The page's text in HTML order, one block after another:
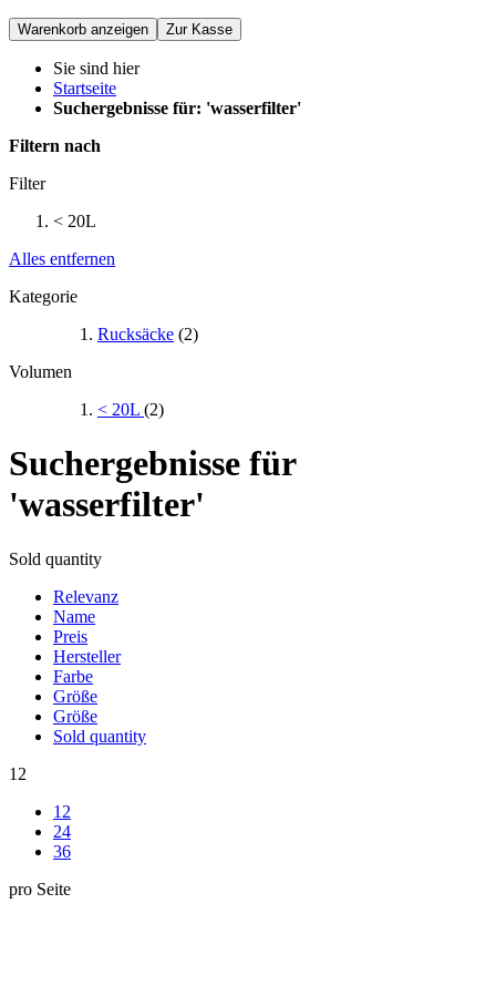
Warenkorb anzeigen Zur Kasse
Sie sind hier
Startseite
Suchergebnisse für: 'wasserfilter'
Filtern nach
Filter
< 20L
Alles entfernen
Kategorie
Rucksäcke (2)
Volumen
< 20L (2)
Suchergebnisse für
'wasserfilter'
Sold quantity
Relevanz
Name
Preis
Hersteller
Farbe
Größe
Größe
Sold quantity
12
12
24
36
pro Seite